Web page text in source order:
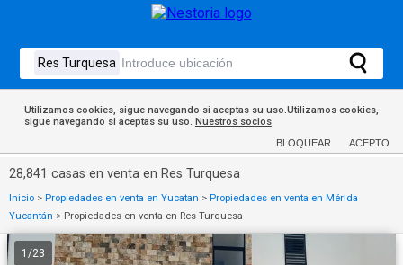
Utilizamos cookies, sigue navegando si aceptas su uso.Utilizamos cookies,
sigue navegando si aceptas su uso. Nuestros socios
BLOQUEAR ACEPTO
28,841 casas en venta en Res Turquesa
Inicio > Propiedades en venta en Yucatan > Propiedades en venta en Mérida
Yucantán > Propiedades en venta en Res Turquesa
1 /23